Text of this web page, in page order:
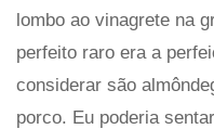
lombo ao vinagrete na
perfeito raro era a
considerar são
porco. Eu poderia